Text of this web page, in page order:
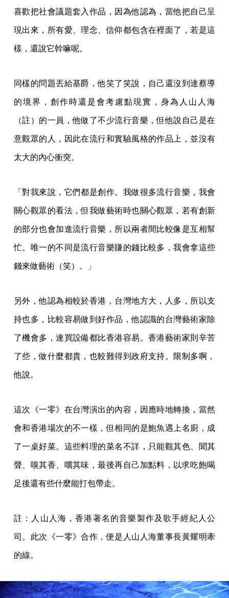
喜歡把社會議題套入作品，因為他認為，當他把自己呈
現出來，所有愛、理念、信仰都包含在裡面了，若是這
樣，還說它幹嘛呢。
同樣的問題丟給基爵，他笑了笑說，自己還沒到達蔡導
的境界，創作時還是會考慮點現實，身為人山人海
（註）的一員，他做了不少流行音樂，但他說自己是在
意觀眾的人，因此在流行和實驗風格的作品上，並沒有
太大的內心衝突。
「對我來說，它們都是創作。我做很多流行音樂，我會
關心觀眾的看法，但我做藝術時也關心觀眾，若有創新
的部分也會加進流行音樂，所以兩者間比較像是互相幫
忙。唯一的不同是流行音樂賺的錢比較多，我會拿這些
錢來做藝術（笑）。」
另外，他認為相較於香港，台灣地方大，人多，所以支
持也多，比較容易做到好作品，他認識的台灣藝術家除
了機會多，連買設備都比香港容易。香港藝術家則辛苦
了些，做什麼都貴，也較難得到政府支持。限制多啊，
他說。
這次《一零》在台灣演出的內容，因應時地轉換，當然
會和香港場次的不一樣，但相同的是鮑魚遇上名廚，成
了一桌好菜。這些料理的菜名不詳，只能觀其色、聞其
聲、嗅其香、嚐其味，最後再自己加點料，以求吃飽喝
足後還有些什麼能打包帶走。
註：人山人海，香港著名的音樂製作及歌手經紀人公
司。此次《一零》合作，便是人山人海董事長黃耀明牽
的線。